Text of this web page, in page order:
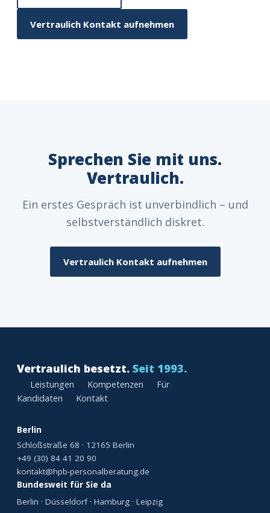
Vertraulich Kontakt aufnehmen
Sprechen Sie mit uns.
Vertraulich.
Ein erstes Gespräch ist unverbindlich – und
selbstverständlich diskret.
Vertraulich Kontakt aufnehmen
Vertraulich besetzt. Seit 1993.
Leistungen Kompetenzen
Für
Kandidaten
Kontakt
Berlin
Schloßstraße 68 · 12165 Berlin
+49 (30) 84 41 20 90
kontakt@hpb-personalberatung.de
Bundesweit für Sie da
Berlin · Düsseldorf · Hamburg · Leipzig